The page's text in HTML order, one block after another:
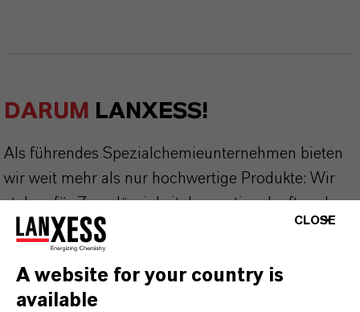
DARUM LANXESS!
Als führendes Spezialchemieunternehmen bieten
wir weit mehr als nur hochwertige Produkte: Wir
stehen für Zuverlässigkeit, Innovationskraft und
partnerschaftliches Denken. Im Mittelpunkt
unseres Handelns stehen jedoch Sie: unsere
Kunden. Unsere Kunden profitieren von
maßgeschneiderten Lösungen, globaler Präsenz
CLOSE
A website for your country is
available